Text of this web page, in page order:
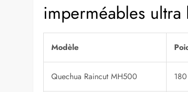
imperméables
Modèle
Quechua Raincut MH500